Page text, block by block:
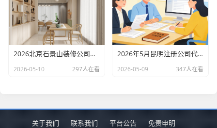
2026北京石景山装修公司口碑排行：老房改造二手房翻新优选评测
2026-05-10 297人在看
2026年5月昆明注册公司代办机构口碑排行，十大财税代理记账机构优选指南
2026-05-09 347人在看
关于我们 联系我们 平台公告 免责申明